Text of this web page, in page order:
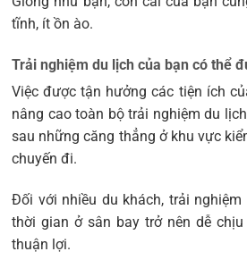
tĩnh, ít ồn ào.
Trải nghiệm du lịch của bạn có thể
Việc được tận hưởng các tiện ích
nâng cao toàn bộ trải nghiệm du
sau những căng thẳng ở khu vực
chuyến đi.
Đối với nhiều du khách, trải
thời gian ở sân bay trở nên dễ
thuận lợi.